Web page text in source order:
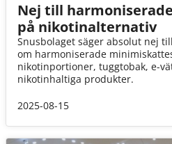
Nej till
på nikotinalternativ
Snusbolaget säger absolut nej
om harmoniserade
nikotinportioner, tuggtobak, e-
nikotinhaltiga produkter.
2025-08-15